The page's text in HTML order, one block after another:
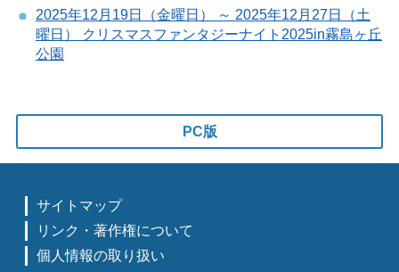
2025年12月19日（金曜日） ～ 2025年12月27日（土
曜日） クリスマスファンタジーナイト2025in霧島ヶ丘
公園
PC版
サイトマップ
リンク・著作権について
個人情報の取り扱い